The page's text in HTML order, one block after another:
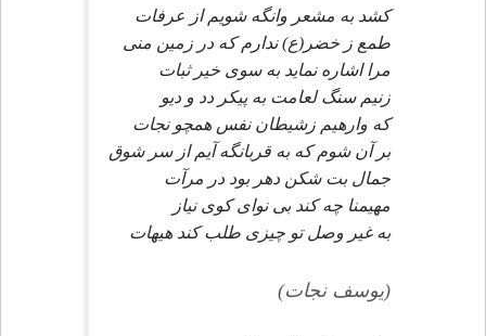
كشد به مشعر وانگه شويم از عرفات
طمع ز خضر(ع) ندارم كه در زمين منى
مرا اشاره نمايد به سوى خير ثبات
زنيم سنگ لعامت به پيكر دد و ديو
كه وارهيم زشيطان نفس همچو نجات
بر آن شوم كه به قربانگه آيم از سر شوق
جمال بت شكن دهر بود در مرآت
مهيمنا چه كند بى نواى كوى نياز
به غير وصل تو چيزى طلب كند هيهات
(يوسف نجات)